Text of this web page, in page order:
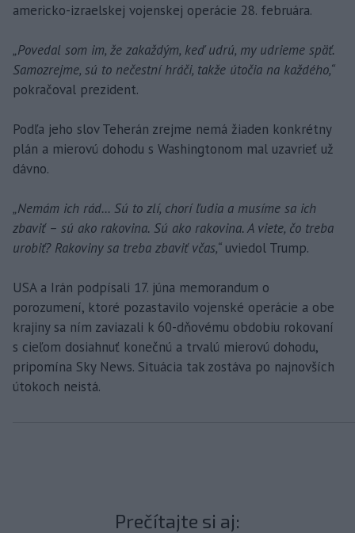
americko-izraelskej vojenskej operácie 28. februára.
„Povedal som im, že zakaždým, keď udrú, my udrieme späť.
Samozrejme, sú to nečestní hráči, takže útočia na každého,“
pokračoval prezident.
Podľa jeho slov Teherán zrejme nemá žiaden konkrétny
plán a mierovú dohodu s Washingtonom mal uzavrieť už
dávno.
„Nemám ich rád... Sú to zlí, chorí ľudia a musíme sa ich
zbaviť – sú ako rakovina. Sú ako rakovina. A viete, čo treba
urobiť? Rakoviny sa treba zbaviť včas,“ uviedol Trump.
USA a Irán podpísali 17. júna memorandum o
porozumení, ktoré pozastavilo vojenské operácie a obe
krajiny sa ním zaviazali k 60-dňovému obdobiu rokovaní
s cieľom dosiahnuť konečnú a trvalú mierovú dohodu,
pripomína Sky News. Situácia tak zostáva po najnovších
útokoch neistá.
Prečítajte si aj: